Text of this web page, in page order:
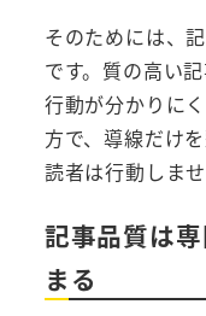
そのためには、
です。質の高い
行動が分かりに
方で、導線だけ
読者は行動しませ
記事品質は
まる